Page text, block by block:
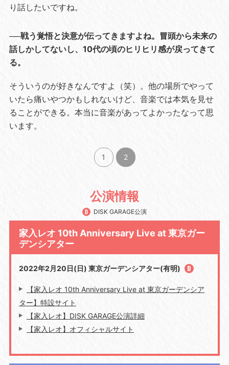
り話したいですね。
──戦う覚悟と決意が伝ってきますよね。冒頭から未来の
話しかしてないし、10代の頃のヒリヒリ感が戻ってきて
る。
そういうのが好きなんですよ（笑）。他の場所でやって
いたら痛いやつかもしれないけど、音楽では本気を見せ
ることができる。本当に音楽があってよかったなって思
います。
1 2
公演情報
DISK GARAGE公演
家入レオ 10th Anniversary Live at 東京ガー
デンシアター
2022年2月20日(日) 東京ガーデンシアター(有明)
【家入レオ 10th Anniversary Live at 東京ガーデンシア
ター】特設サイト
【家入レオ】DISK GARAGE公演詳細
【家入レオ】オフィシャルサイト